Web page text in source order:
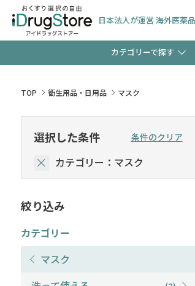
日本法人が運営 海外医薬
カテゴリーで探す
検査キット 新
TOP 衛生用品・日用品 マスク
選択した条件 条件のクリア
カテゴリー：マスク
絞り込み
カテゴリー
マスク